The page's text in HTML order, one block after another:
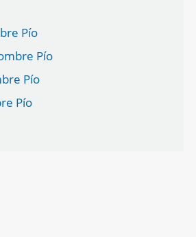
Pío
Pío
Pío
Pío